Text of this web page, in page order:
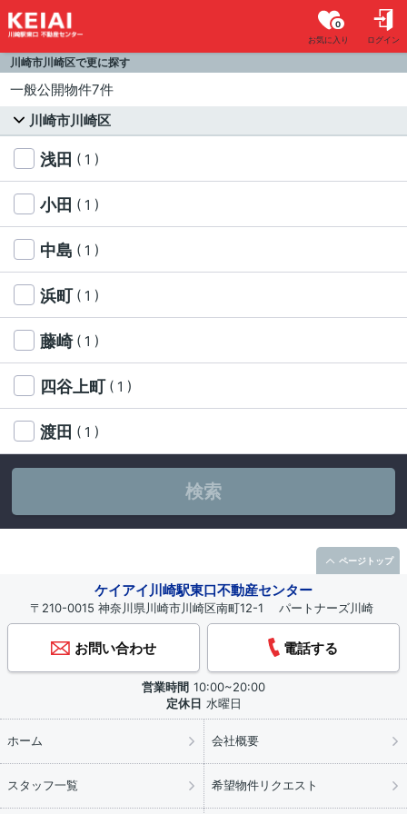
お気に入り
0
ログイン
川崎市川崎区で更に探す
一般公開物件7件
川崎市川崎区
浅田 ( 1 )
小田 ( 1 )
中島 ( 1 )
浜町 ( 1 )
藤崎 ( 1 )
四谷上町 ( 1 )
渡田 ( 1 )
検索
ケイアイ川崎駅東口不動産センター
〒210-0015 神奈川県川崎市川崎区南町12-1 パートナーズ川崎
お問い合わせ 電話する
営業時間 10:00~20:00
定休日 水曜日
ホーム 会社概要
スタッフ一覧 希望物件リクエスト
ページトップ